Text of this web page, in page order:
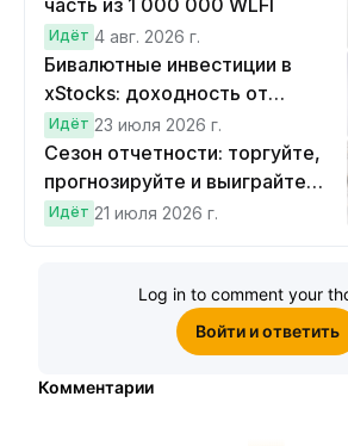
часть из 1 000 000 WLFI
Идёт 4 авг. 2026 г.
Бивалютные инвестиции в
xStocks: доходность от
прогнозов
Идёт 23 июля 2026 г.
Сезон отчетности: торгуйте,
прогнозируйте и выиграйте
Cybertruck!
Идёт 21 июля 2026 г.
Log in to comment your
Войти и ответить
Комментарии